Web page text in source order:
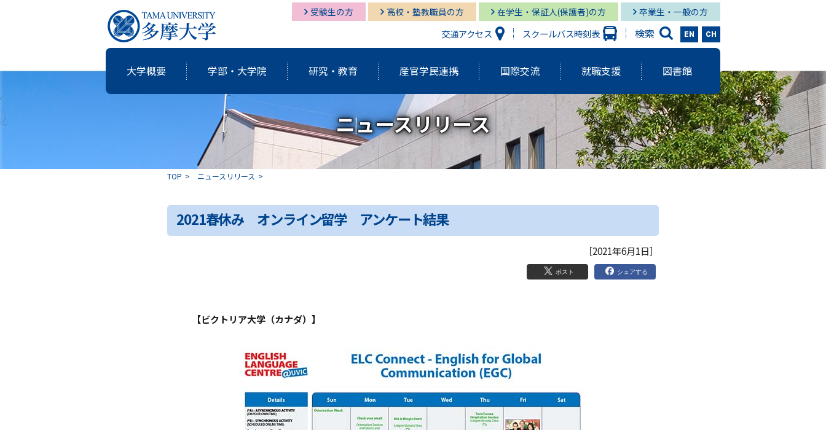
受験生の方 高校・塾教職員の方 在学生・保証人(保護者)の方 卒業生・一般の方
交通アクセス スクールバス時刻表 検索 EN CH
大学概要
大学概要
個性・特色「現代の志塾」 アジアダイナミズム ポリシー
マネジメント体制
ハラスメント防止
補助金採択状況 ご寄付のお願い
大学案内・広報誌 学長室
学校法人田村学園概要 理事長挨拶
学部・大学院
学部・大学院 経営情報学部
グローバル
スタディーズ学部
大学院MBAコース
研究・教育
研究・教育 研究開発機構 多摩大学出版会
研究紀要（Tama蔵） 教育と研究に関する報告書
アクティブ・ラーニングの多摩大 アクティブ・ラーニング発表祭
産官学民連携 国際交流
国際交流 経営情報学部 グローバルスタディーズ学部
国際交流センター
就職支援
就職支援 経営情報学部 経営情報学部 就職状況
グローバルスタディーズ学部 グローバルスタディーズ学部 就職状況
図書館
図書館 多摩キャンパス図書館 湘南キャンパス図書館
多摩キャンパス メディア・サービス 湘南キャンパス メディア・サービス
ニュースリリース
TOP ニュースリリース
2021春休み オンライン留学 アンケート結果
［2021年6月1日］
ポスト シェアする
【ビクトリア大学（カナダ）】